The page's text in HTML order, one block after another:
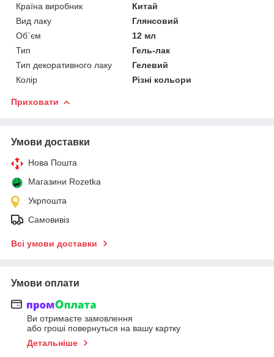
Країна виробник
Китай
Вид лаку
Глянсовий
Об`єм
12 мл
Тип
Гель-лак
Тип декоративного лаку
Гелевий
Колір
Різні кольори
Приховати
Умови доставки
Нова Пошта
Магазини Rozetka
Укрпошта
Самовивіз
Всі умови доставки
Умови оплати
Ви отримаєте замовлення
або гроші повернуться на вашу картку
Детальніше